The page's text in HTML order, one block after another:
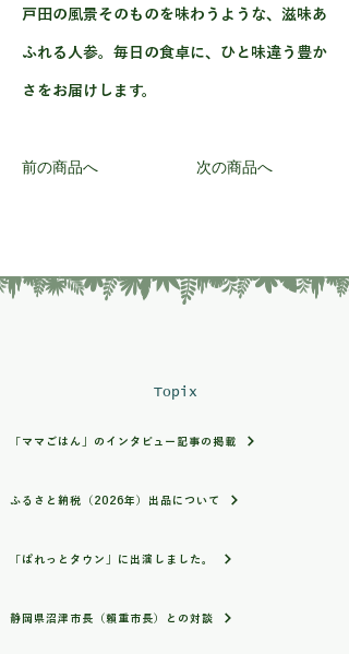
戸田の風景そのものを味わうような、滋味あ
ふれる人参。毎日の食卓に、ひと味違う豊か
さをお届けします。
前の商品へ 次の商品へ
Topix
「ママごはん」のインタビュー記事の掲載
ふるさと納税（2026年）出品について
「ぱれっとタウン」に出演しました。
静岡県沼津市長（賴重市長）との対談